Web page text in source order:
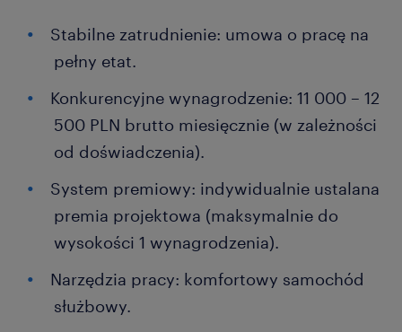
Stabilne zatrudnienie: umowa o pracę na
pełny etat.
Konkurencyjne wynagrodzenie: 11 000 – 12
500 PLN brutto miesięcznie (w zależności
od doświadczenia).
System premiowy: indywidualnie ustalana
premia projektowa (maksymalnie do
wysokości 1 wynagrodzenia).
Narzędzia pracy: komfortowy samochód
służbowy.